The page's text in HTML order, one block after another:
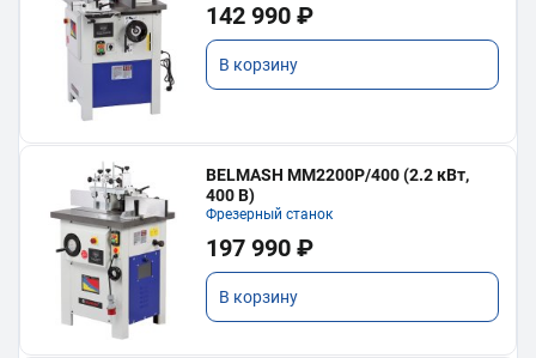
142 990 ₽
В корзину
BELMASH MM2200P/400 (2.2 кВт,
400 В)
Фрезерный станок
197 990 ₽
В корзину